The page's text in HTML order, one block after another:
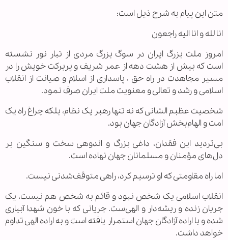
متن این پیام به شرح ذیل است:
انا لله و انا الیه راجعون
امروز ملت بزرگ ایران در سوگ بزرگ مردی از تبار نور نشسته
است که بیش از هشت دهه از عمر شریف و پربرکت خویش را در
مسیر مجاهدت در راه حق ، پاسداری از اسلام و صیانت از انقلاب
اسلامی و رشد و تعالی و معنویت ملت ایران صرف نمود.
شخصیت عظبم الشانی که نه تنها رهبر یک نظام، بلکه چراغ راه یک
امت و الهام‌بخش آزادگان جهان بود.
بی‌تردید این فقدان، داغی بزرگ و اندوهی سخت و سنگین بر
دل‌های مؤمنان و مسلمانان جهان نهاده است.
اما راه‌ مقاومتی که او ترسیم کرد، راهی متوقف‌شدنی نیست.
انقلاب اسلامی یک شخص نبود و قائم به شخص هم نیست، یک
جریان زنده و ریشه‌دار و الهی‌ست. جریانی که با خون شهدا آبیاری
شده و با اراده آزادگان جهان استمرار یافته است و به اراده الهی تداوم
خواهد داشت.